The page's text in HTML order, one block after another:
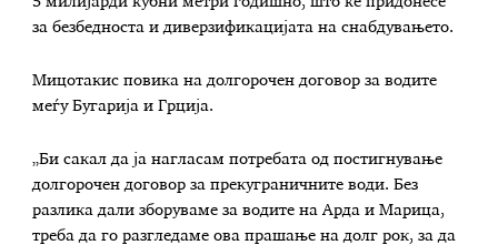
за безбедноста и диверзификацијата на снабдувањето.
Мицотакис повика на долгорочен договор за водите
меѓу Бугарија и Грција.
„Би сакал да ја нагласам потребата од постигнување
долгорочен договор за прекуграничните води. Без
разлика дали зборуваме за водите на Арда и Марица,
треба да го разгледаме ова прашање на долг рок, за да